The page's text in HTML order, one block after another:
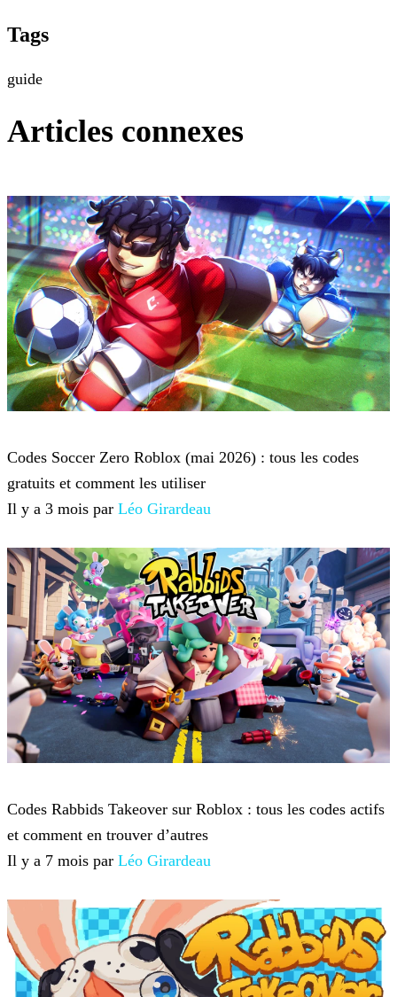
Tags
guide
Articles connexes
Codes Soccer Zero Roblox (mai 2026) : tous les codes
gratuits et comment les utiliser
Il y a 3 mois par Léo Girardeau
Codes Rabbids Takeover sur Roblox : tous les codes actifs
et comment en trouver d’autres
Il y a 7 mois par Léo Girardeau